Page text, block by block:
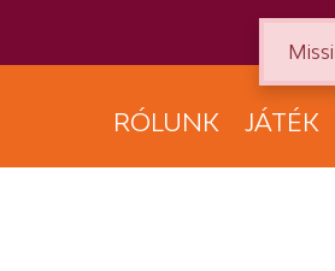
RÓLUNK JÁTÉK